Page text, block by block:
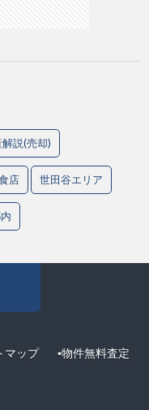
説(売却)
店 世田谷エリア
マップ ▪︎物件無料査定